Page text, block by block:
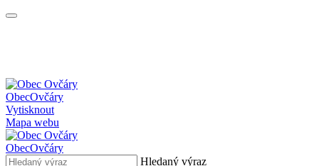
ObecOvčáry
Vytisknout
Mapa webu
ObecOvčáry
Hledaný výraz